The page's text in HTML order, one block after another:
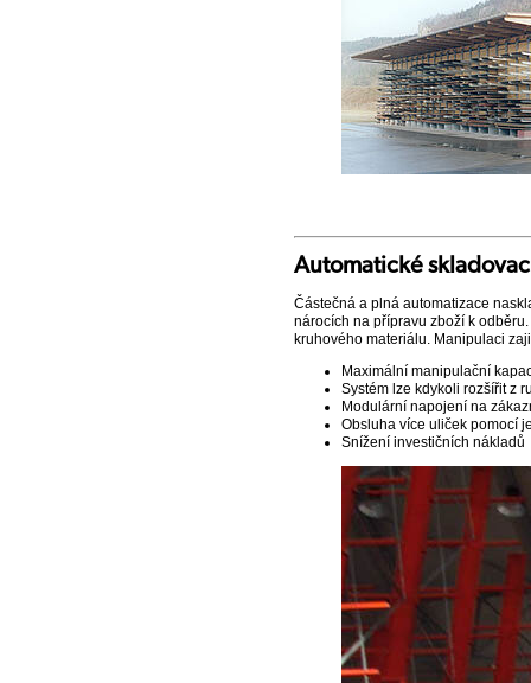
Automatické
Částečná a plná automatizace
nárocích na přípravu zboží k
kruhového materiálu. Manipulaci
Maximální manipulační
Systém lze kdykoli rozšířit z
Modulární napojení na
Obsluha více uliček pomocí
Snížení investičních nákladů